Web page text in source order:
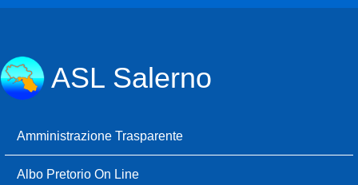
ASL Salerno
Amministrazione Trasparente
Albo Pretorio On Line